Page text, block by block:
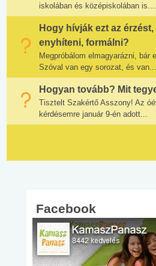
iskolában és középiskolában is....
Hogy hívják ezt az
enyhíteni, formálni?
Megpróbálom elmagyarázni, bár
Szóval van egy sorozat, és van...
Hogyan tovább? Mit
Tisztelt Szakértő Asszony! Az
kérdésemre január 9-én adott...
Facebook